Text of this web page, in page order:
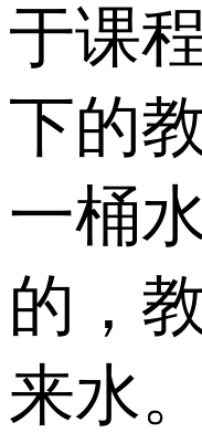
于课
下的
一桶
的，
来水